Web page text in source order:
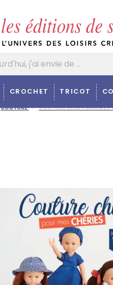
CROCHET TRICOT
COUTURE COUTURE CHIC POUR MES